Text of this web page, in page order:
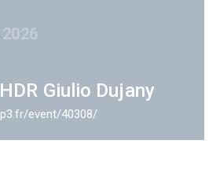
Giulio Dujany
event/40308/